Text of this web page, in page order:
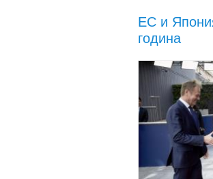
ЕС и
година